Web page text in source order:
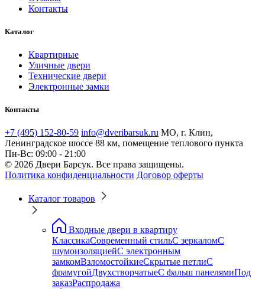
Контакты
Каталог
Квартирные
Уличные двери
Технические двери
Электронные замки
Контакты
+7 (495) 152-80-59 info@dveribarsuk.ru МО, г. Клин,
Ленинградское шоссе 88 км, помещение теплового пункта
Пн-Вс: 09:00 - 21:00
© 2026 Двери Барсук. Все права защищены.
Политика конфиденциальности Договор оферты
Каталог товаров
Входные двери в квартиру
КлассикаСовременный стильС зеркаломС
шумоизоляциейС электронным
замкомВзломостойкиеСкрытые петлиС
фрамугойДвухстворчатыеС фальш панелямиПод
заказРаспродажа